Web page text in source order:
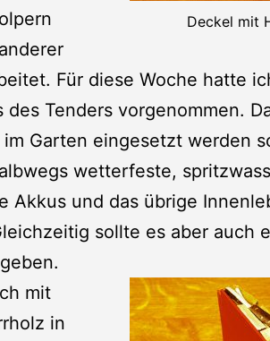
Deckel mit
Für diese Woche hatte
des Tenders vorgenommen.
im Garten eingesetzt werden
wetterfeste,
Akkus und das übrige
sollte es aber auch
mit
in